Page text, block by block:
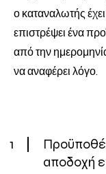
ο καταναλωτής
επιστρέψει ένα
από την
να αναφέρει λόγο.
1
αποδοχή